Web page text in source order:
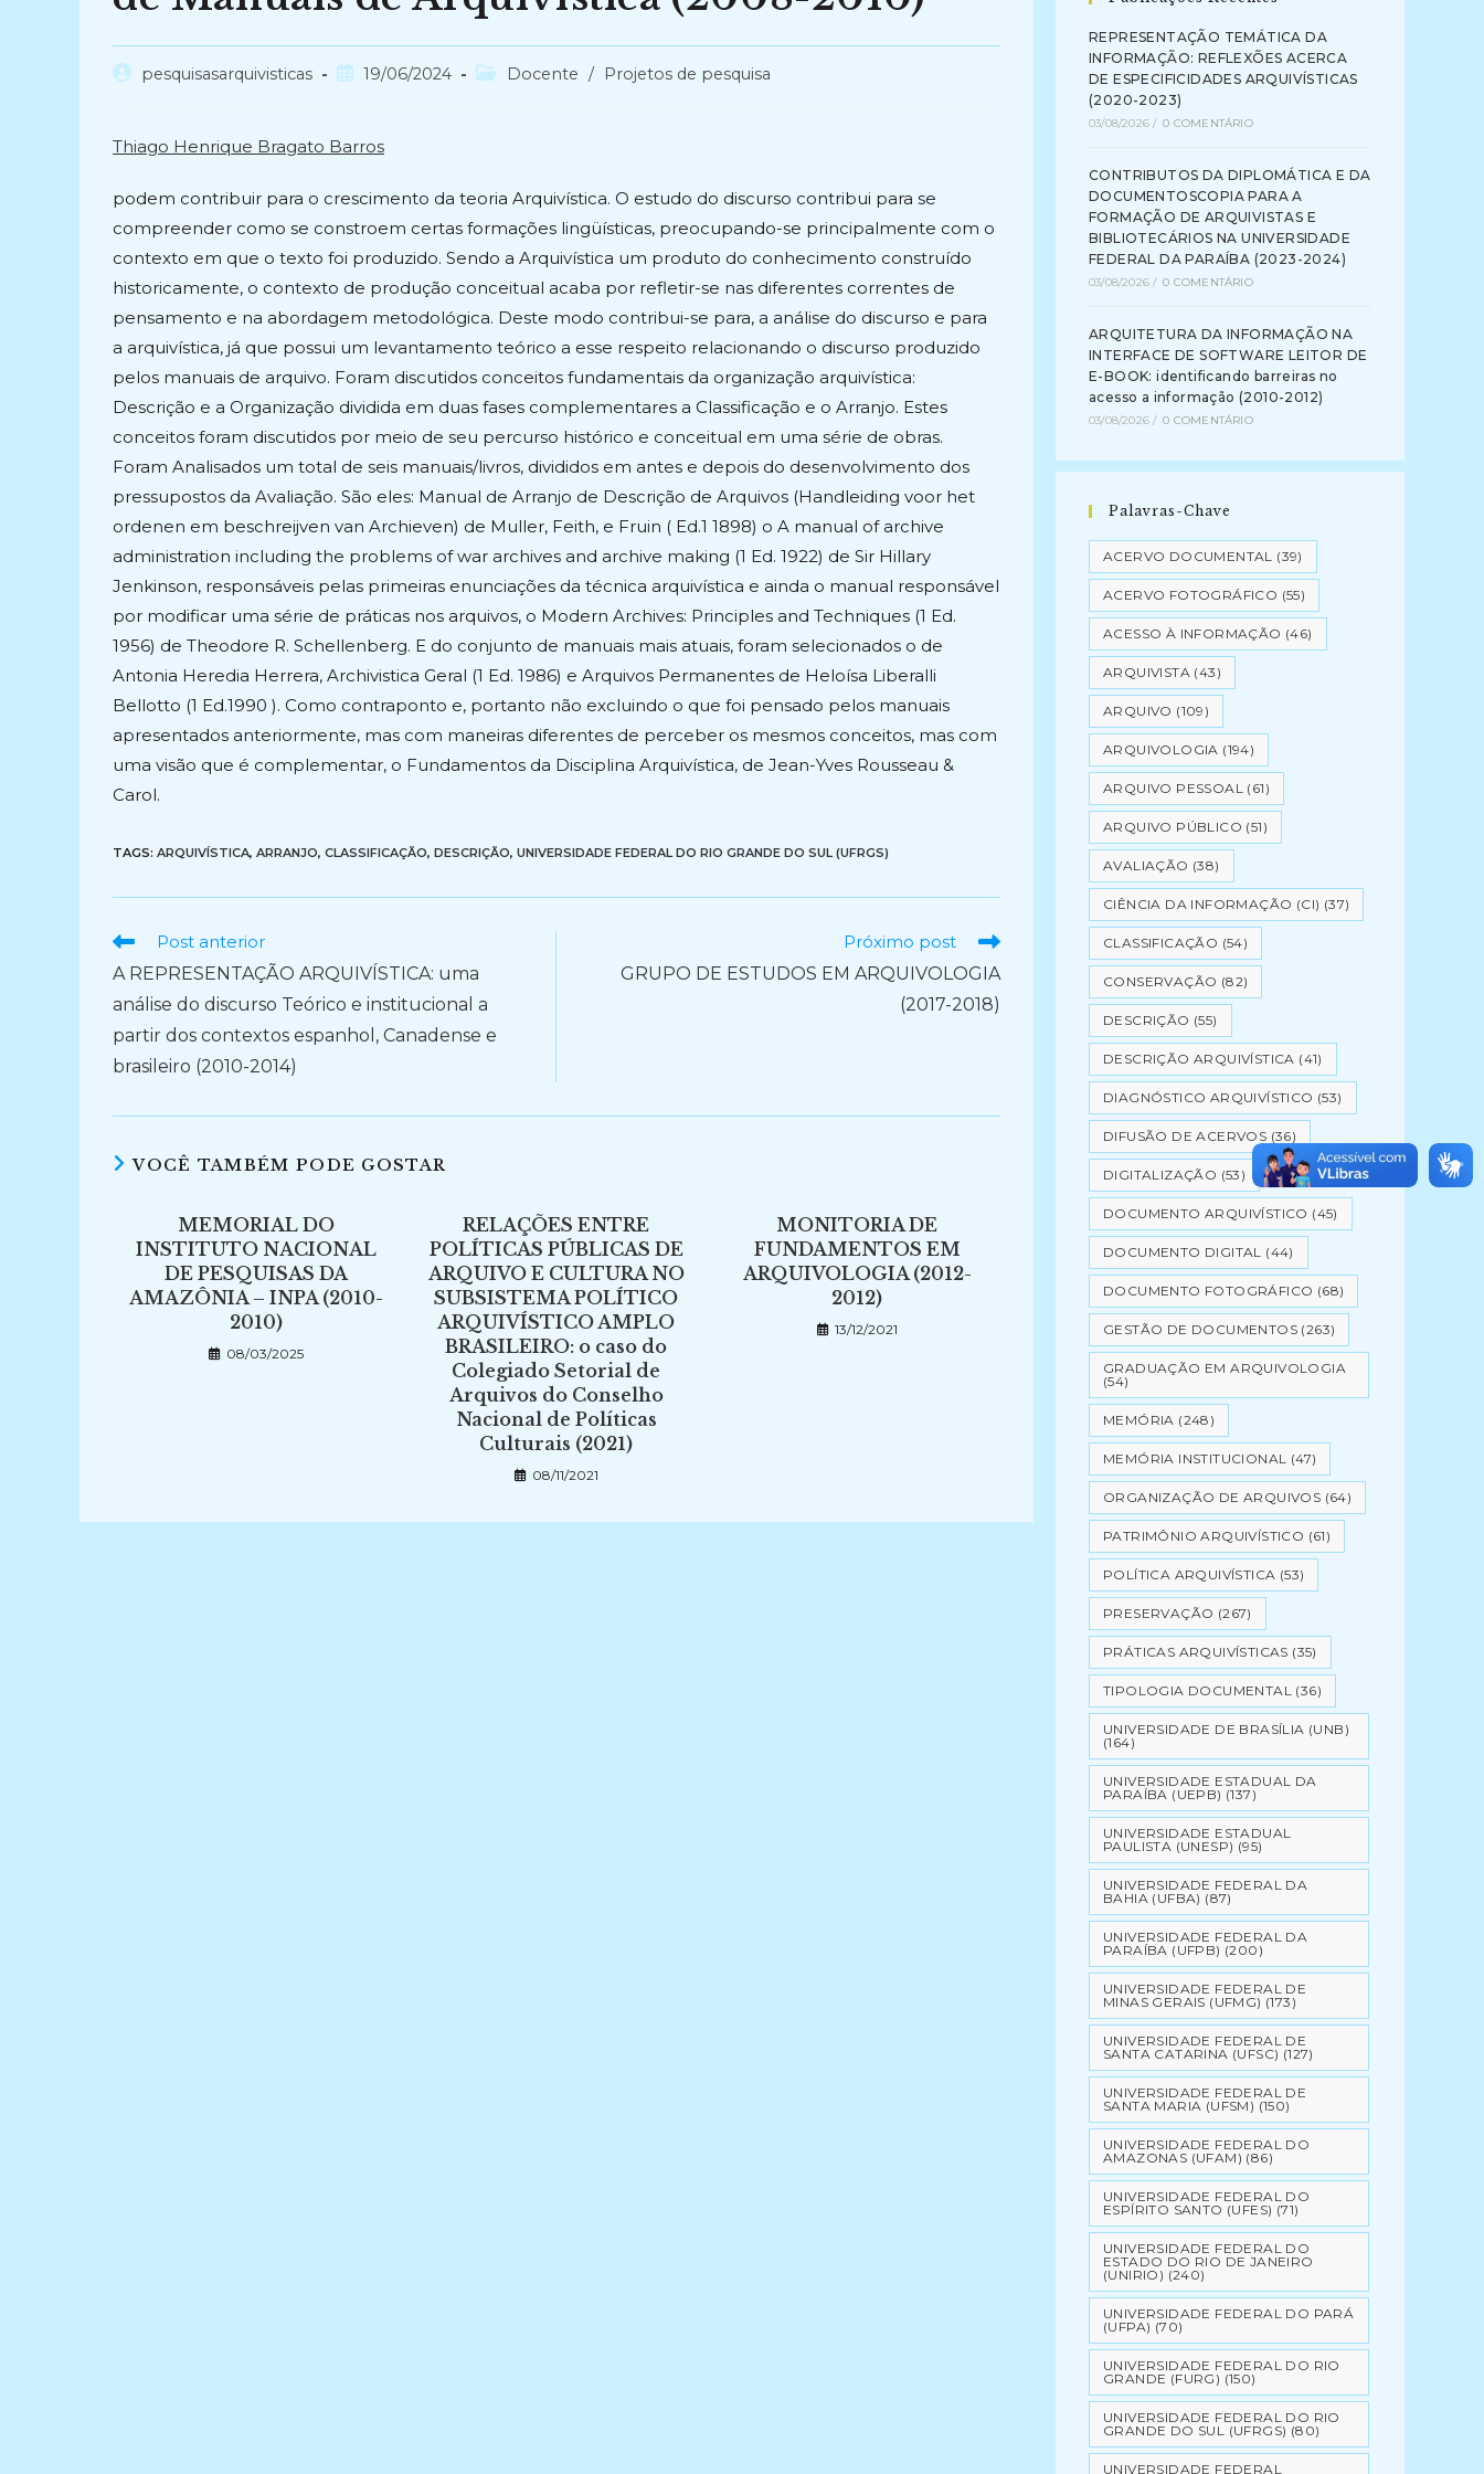
Autorpesquisasarquivisticas
Post19/06/2024
Categoria
Docente / Projetos de pesquisa
Thiago Henrique Bragato Barros
podem contribuir para o crescimento da teoria Arquivística. O estudo do discurso contribui para se
compreender como se constroem certas formações lingüísticas, preocupando-se principalmente com o
contexto em que o texto foi produzido. Sendo a Arquivística um produto do conhecimento construído
historicamente, o contexto de produção conceitual acaba por refletir-se nas diferentes correntes de
pensamento e na abordagem metodológica. Deste modo contribui-se para, a análise do discurso e para
a arquivística, já que possui um levantamento teórico a esse respeito relacionando o discurso produzido
pelos manuais de arquivo. Foram discutidos conceitos fundamentais da organização arquivística:
Descrição e a Organização dividida em duas fases complementares a Classificação e o Arranjo. Estes
conceitos foram discutidos por meio de seu percurso histórico e conceitual em uma série de obras.
Foram Analisados um total de seis manuais/livros, divididos em antes e depois do desenvolvimento dos
pressupostos da Avaliação. São eles: Manual de Arranjo de Descrição de Arquivos (Handleiding voor het
ordenen em beschreijven van Archieven) de Muller, Feith, e Fruin ( Ed.1 1898) o A manual of archive
administration including the problems of war archives and archive making (1 Ed. 1922) de Sir Hillary
Jenkinson, responsáveis pelas primeiras enunciações da técnica arquivística e ainda o manual responsável
por modificar uma série de práticas nos arquivos, o Modern Archives: Principles and Techniques (1 Ed.
1956) de Theodore R. Schellenberg. E do conjunto de manuais mais atuais, foram selecionados o de
Antonia Heredia Herrera, Archivistica Geral (1 Ed. 1986) e Arquivos Permanentes de Heloísa Liberalli
Bellotto (1 Ed.1990 ). Como contraponto e, portanto não excluindo o que foi pensado pelos manuais
apresentados anteriormente, mas com maneiras diferentes de perceber os mesmos conceitos, mas com
uma visão que é complementar, o Fundamentos da Disciplina Arquivística, de Jean-Yves Rousseau &
Carol.
TAGS: ARQUIVÍSTICA, ARRANJO, CLASSIFICAÇÃO, DESCRIÇÃO, UNIVERSIDADE FEDERAL DO RIO GRANDE DO SUL (UFRGS)
Ler
artigos
Post anterior
A REPRESENTAÇÃO ARQUIVÍSTICA: uma
análise do discurso Teórico e institucional a
partir dos contextos espanhol, Canadense e
brasileiro (2010-2014)
Próximo post
GRUPO DE ESTUDOS EM ARQUIVOLOGIA
(2017-2018)
VOCÊ TAMBÉM PODE GOSTAR
MEMORIAL DO
INSTITUTO NACIONAL
DE PESQUISAS DA
AMAZÔNIA – INPA (2010-
2010)
08/03/2025
RELAÇÕES ENTRE
POLÍTICAS PÚBLICAS DE
ARQUIVO E CULTURA NO
SUBSISTEMA POLÍTICO
ARQUIVÍSTICO AMPLO
BRASILEIRO: o caso do
Colegiado Setorial de
Arquivos do Conselho
Nacional de Políticas
Culturais (2021)
08/11/2021
MONITORIA DE
FUNDAMENTOS EM
ARQUIVOLOGIA (2012-
2012)
13/12/2021
REPRESENTAÇÃO TEMÁTICA DA
INFORMAÇÃO: REFLEXÕES ACERCA
DE ESPECIFICIDADES ARQUIVÍSTICAS
(2020-2023)
03/08/2026 / 0 COMENTÁRIO
CONTRIBUTOS DA DIPLOMÁTICA E DA
DOCUMENTOSCOPIA PARA A
FORMAÇÃO DE ARQUIVISTAS E
BIBLIOTECÁRIOS NA UNIVERSIDADE
FEDERAL DA PARAÍBA (2023-2024)
03/08/2026 / 0 COMENTÁRIO
ARQUITETURA DA INFORMAÇÃO NA
INTERFACE DE SOFTWARE LEITOR DE
E-BOOK: identificando barreiras no
acesso a informação (2010-2012)
03/08/2026 / 0 COMENTÁRIO
Palavras-Chave
ACERVO DOCUMENTAL (39)
ACERVO FOTOGRÁFICO (55)
ACESSO À INFORMAÇÃO (46)
ARQUIVISTA (43)
ARQUIVO (109)
ARQUIVOLOGIA (194)
ARQUIVO PESSOAL (61)
ARQUIVO PÚBLICO (51)
AVALIAÇÃO (38)
CIÊNCIA DA INFORMAÇÃO (CI) (37)
CLASSIFICAÇÃO (54)
CONSERVAÇÃO (82)
DESCRIÇÃO (55)
DESCRIÇÃO ARQUIVÍSTICA (41)
DIAGNÓSTICO ARQUIVÍSTICO (53)
DIFUSÃO DE ACERVOS (36)
DIGITALIZAÇÃO (53)
DOCUMENTO ARQUIVÍSTICO (45)
DOCUMENTO DIGITAL (44)
DOCUMENTO FOTOGRÁFICO (68)
GESTÃO DE DOCUMENTOS (263)
GRADUAÇÃO EM ARQUIVOLOGIA
(54)
MEMÓRIA (248)
MEMÓRIA INSTITUCIONAL (47)
ORGANIZAÇÃO DE ARQUIVOS (64)
PATRIMÔNIO ARQUIVÍSTICO (61)
POLÍTICA ARQUIVÍSTICA (53)
PRESERVAÇÃO (267)
PRÁTICAS ARQUIVÍSTICAS (35)
TIPOLOGIA DOCUMENTAL (36)
UNIVERSIDADE DE BRASÍLIA (UNB)
(164)
UNIVERSIDADE ESTADUAL DA
PARAÍBA (UEPB) (137)
UNIVERSIDADE ESTADUAL
PAULISTA (UNESP) (95)
UNIVERSIDADE FEDERAL DA
BAHIA (UFBA) (87)
UNIVERSIDADE FEDERAL DA
PARAÍBA (UFPB) (200)
UNIVERSIDADE FEDERAL DE
MINAS GERAIS (UFMG) (173)
UNIVERSIDADE FEDERAL DE
SANTA CATARINA (UFSC) (127)
UNIVERSIDADE FEDERAL DE
SANTA MARIA (UFSM) (150)
UNIVERSIDADE FEDERAL DO
AMAZONAS (UFAM) (86)
UNIVERSIDADE FEDERAL DO
ESPÍRITO SANTO (UFES) (71)
UNIVERSIDADE FEDERAL DO
ESTADO DO RIO DE JANEIRO
(UNIRIO) (240)
UNIVERSIDADE FEDERAL DO PARÁ
(UFPA) (70)
UNIVERSIDADE FEDERAL DO RIO
GRANDE (FURG) (150)
UNIVERSIDADE FEDERAL DO RIO
GRANDE DO SUL (UFRGS) (80)
UNIVERSIDADE FEDERAL